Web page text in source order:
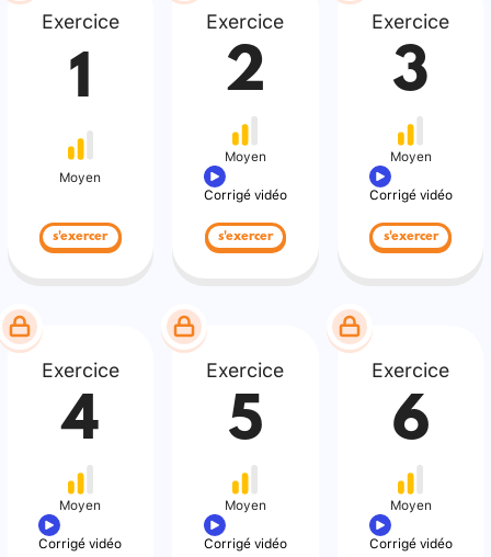
Exercice
1
Moyen
s'exercer
Exercice
2
Moyen
Corrigé vidéo
s'exercer
Exercice
3
Moyen
Corrigé vidéo
s'exercer
Exercice
4
Moyen
Corrigé vidéo
Exercice
5
Moyen
Corrigé vidéo
Exercice
6
Moyen
Corrigé vidéo